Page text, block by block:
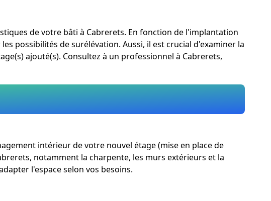
de votre bâti à Cabrerets. En fonction de l'implantation
possibilités de surélévation. Aussi, il est crucial d'examiner la
ajouté(s). Consultez à un professionnel à Cabrerets,
intérieur de votre nouvel étage (mise en place de
notamment la charpente, les murs extérieurs et la
l'espace selon vos besoins.